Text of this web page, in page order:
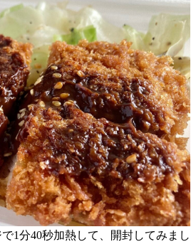
1分40秒加熱して、開封してみまし